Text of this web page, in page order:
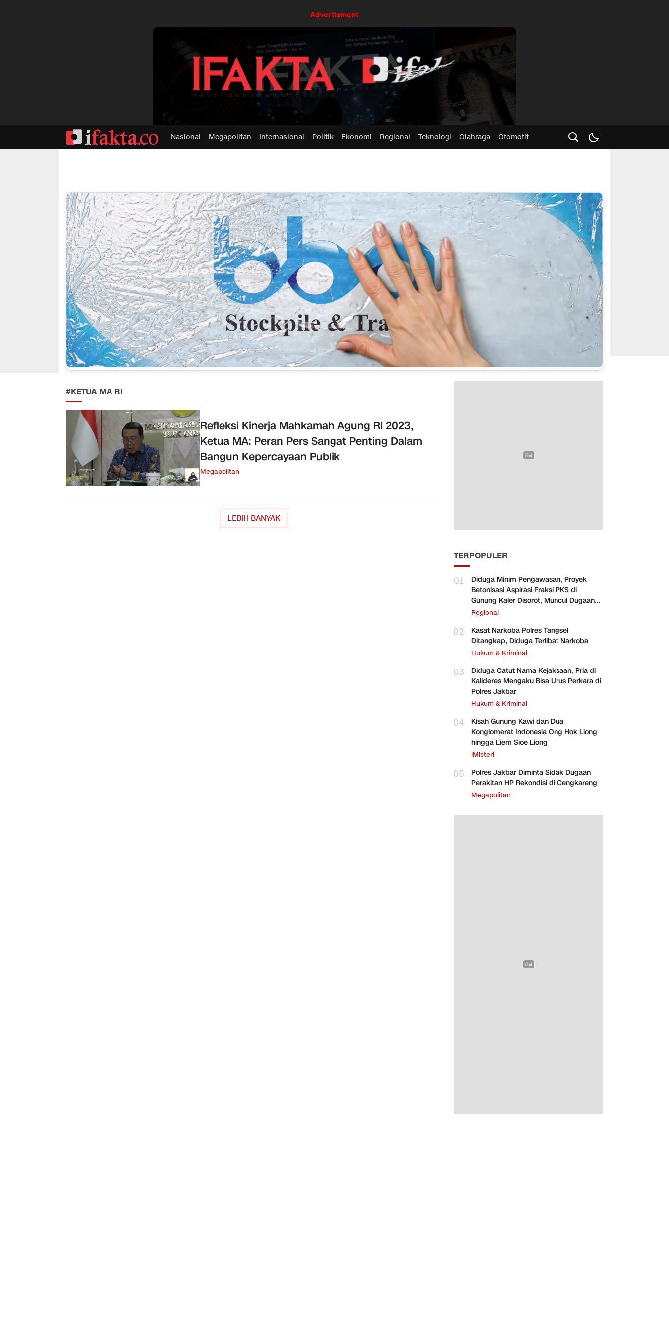
Advertisment
Nasional Megapolitan Internasional Politik Ekonomi Regional Teknologi Olahraga Otomotif
#KETUA MA RI
Refleksi Kinerja Mahkamah Agung RI 2023,
Ketua MA: Peran Pers Sangat Penting Dalam
Bangun Kepercayaan Publik
Megapolitan
LEBIH BANYAK
TERPOPULER
01
Diduga Minim Pengawasan, Proyek
Betonisasi Aspirasi Fraksi PKS di
Gunung Kaler Disorot, Muncul Dugaan
Pengurangan Volume
Regional
02
Kasat Narkoba Polres Tangsel
Ditangkap, Diduga Terlibat Narkoba
Hukum & Kriminal
03
Diduga Catut Nama Kejaksaan, Pria di
Kalideres Mengaku Bisa Urus Perkara di
Polres Jakbar
Hukum & Kriminal
04
Kisah Gunung Kawi dan Dua
Konglomerat Indonesia Ong Hok Liong
hingga Liem Sioe Liong
iMisteri
05
Polres Jakbar Diminta Sidak Dugaan
Perakitan HP Rekondisi di Cengkareng
Megapolitan